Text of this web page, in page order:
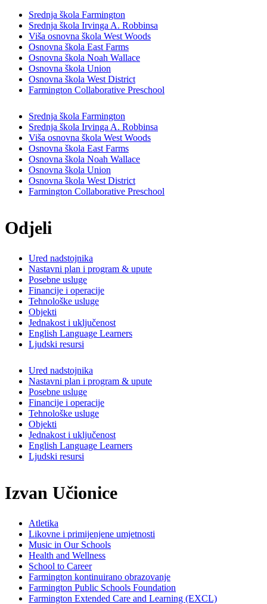
Srednja škola Farmington
Srednja škola Irvinga A. Robbinsa
Viša osnovna škola West Woods
Osnovna škola East Farms
Osnovna škola Noah Wallace
Osnovna škola Union
Osnovna škola West District
Farmington Collaborative Preschool
Srednja škola Farmington
Srednja škola Irvinga A. Robbinsa
Viša osnovna škola West Woods
Osnovna škola East Farms
Osnovna škola Noah Wallace
Osnovna škola Union
Osnovna škola West District
Farmington Collaborative Preschool
Odjeli
Ured nadstojnika
Nastavni plan i program & upute
Posebne usluge
Financije i operacije
Tehnološke usluge
Objekti
Jednakost i uključenost
English Language Learners
Ljudski resursi
Ured nadstojnika
Nastavni plan i program & upute
Posebne usluge
Financije i operacije
Tehnološke usluge
Objekti
Jednakost i uključenost
English Language Learners
Ljudski resursi
Izvan Učionice
Atletika
Likovne i primijenjene umjetnosti
Music in Our Schools
Health and Wellness
School to Career
Farmington kontinuirano obrazovanje
Farmington Public Schools Foundation
Farmington Extended Care and Learning (EXCL)